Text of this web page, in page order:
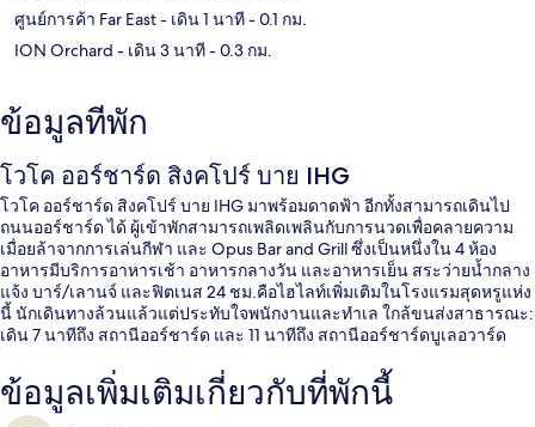
ศูนย์การค้า Far East- เดิน 1 นาที- 0.1 กม.
ION Orchard - เดิน 3 นาที- 0.3 กม.
ข้อมูลที่พัก
โวโค ออร์ชาร์ด สิงคโปร์ บาย IHG
โวโค ออร์ชาร์ด สิงคโปร์ บาย IHG มาพร้อมดาดฟ้า อีกทั้งสามารถเดินไป
ถนนออร์ชาร์ด ได้ ผู้เข้าพักสามารถเพลิดเพลินกับการนวดเพื่อคลายความ
เมื่อยล้าจากการเล่นกีฬา และ Opus Bar and Grill ซึ่งเป็นหนึ่งใน 4 ห้อง
อาหารมีบริการอาหารเช้า อาหารกลางวัน และอาหารเย็น สระว่ายน้ำกลาง
แจ้ง บาร์/เลานจ์ และฟิตเนส 24 ชม.คือไฮไลท์เพิ่มเติมในโรงแรมสุดหรูแห่ง
นี้ นักเดินทางล้วนแล้วแต่ประทับใจพนักงานและทำเล ใกล้ขนส่งสาธารณะ:
เดิน 7 นาทีถึง สถานีออร์ชาร์ด และ 11 นาทีถึง สถานีออร์ชาร์ดบูเลอวาร์ด
ข้อมูลเพิ่มเติมเกี่ยวกับที่พักนี้